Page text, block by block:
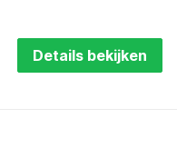
Details bekijken